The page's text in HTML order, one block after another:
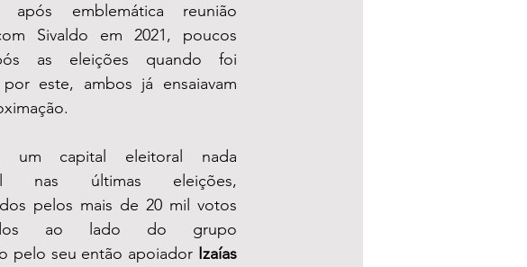
emblemática reunião
Sivaldo em 2021, poucos
as eleições quando foi
este, ambos já ensaiavam
um capital eleitoral nada
nas últimas eleições,
pelos mais de 20 mil votos
ao lado do grupo
pelo seu então apoiador Izaías